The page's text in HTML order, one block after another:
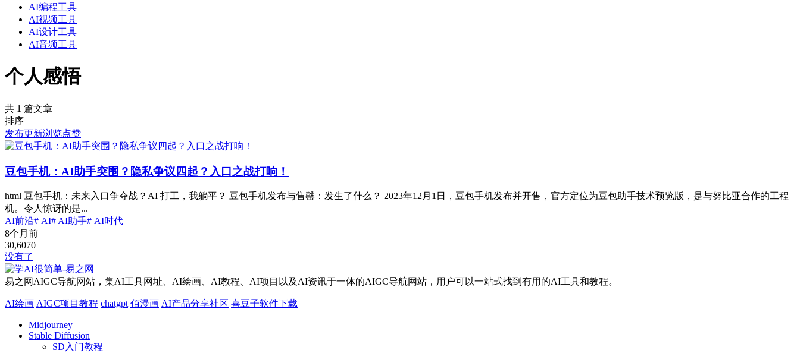
AI编程工具
AI视频工具
AI设计工具
AI音频工具
个人感悟
共 1 篇文章
排序
发布更新浏览点赞
豆包手机：AI助手突围？隐私争议四起？入口之战打响！
html 豆包手机：未来入口争夺战？AI 打工，我躺平？ 豆包手机发布与售罄：发生了什么？ 2023年12月1日，豆包手机发布并开售，官方定位为豆包助手技术预览版，是与努比亚合作的工程
机。令人惊讶的是...
AI前沿# AI# AI助手# AI时代
8个月前
30,6070
没有了
易之网AIGC导航网站，集AI工具网址、AI绘画、AI教程、AI项目以及AI资讯于一体的AIGC导航网站，用户可以一站式找到有用的AI工具和教程。
AI绘画 AIGC项目教程 chatgpt 佰漫画 AI产品分享社区 喜豆子软件下载
Midjourney
Stable Diffusion
SD入门教程